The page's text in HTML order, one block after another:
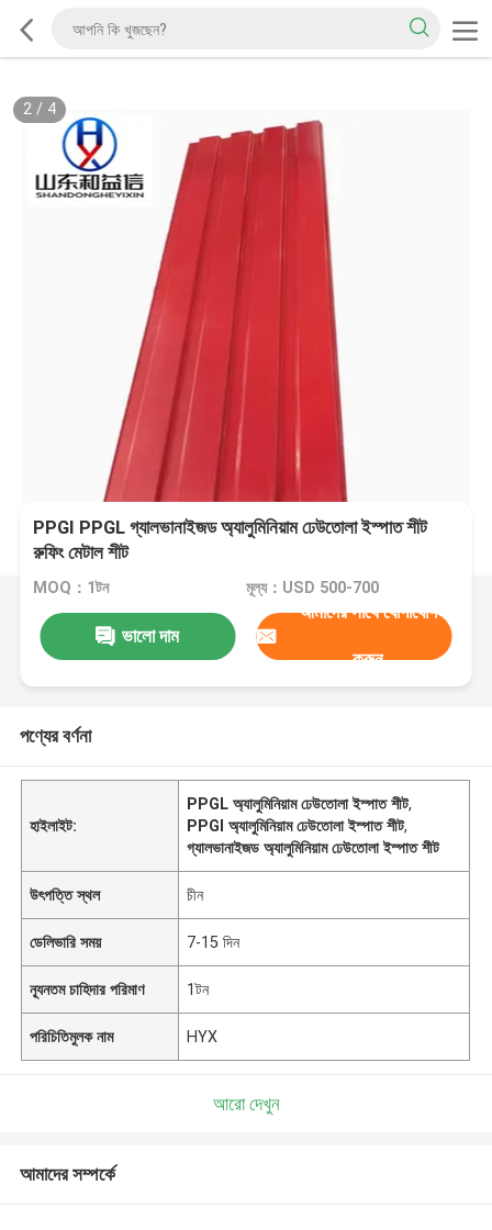
2/ 4
PPGI PPGL গ্যালভানাইজড অ্যালুমিনিয়াম ঢেউতোলা ইস্পাত শীট
রুফিং মেটাল শীট
MOQ：1টন মূল্য：USD 500-700
ভালো দাম
আমাদের সাথে যোগাযোগ
করুন
পণ্যের বর্ণনা
হাইলাইট:
PPGL অ্যালুমিনিয়াম ঢেউতোলা ইস্পাত শীট,
PPGI অ্যালুমিনিয়াম ঢেউতোলা ইস্পাত শীট,
গ্যালভানাইজড অ্যালুমিনিয়াম ঢেউতোলা ইস্পাত শীট
উৎপত্তি স্থল চীন
ডেলিভারি সময় 7-15 দিন
ন্যূনতম চাহিদার পরিমাণ 1টন
পরিচিতিমুলক নাম HYX
আরো দেখুন
আমাদের সম্পর্কে